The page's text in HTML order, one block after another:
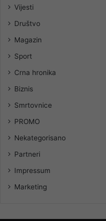
Vijesti
Društvo
Magazin
Sport
Crna hronika
Biznis
Smrtovnice
PROMO
Nekategorisano
Partneri
Impressum
Marketing